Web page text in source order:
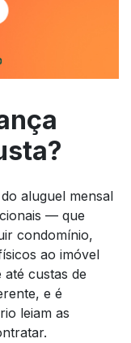
aluguel mensal
— que
condomínio,
ao imóvel
custas de
e é
leiam as